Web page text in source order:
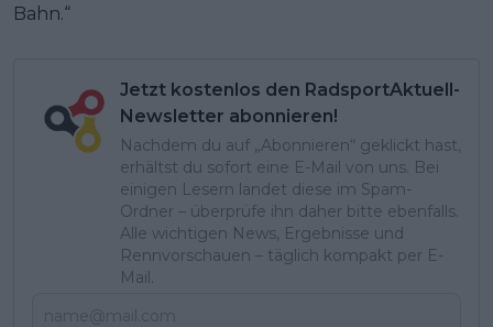
Bahn.“
Jetzt kostenlos den RadsportAktuell-
Newsletter abonnieren!
Nachdem du auf „Abonnieren“ geklickt hast,
erhältst du sofort eine E-Mail von uns. Bei
einigen Lesern landet diese im Spam-
Ordner – überprüfe ihn daher bitte ebenfalls.
Alle wichtigen News, Ergebnisse und
Rennvorschauen – täglich kompakt per E-
Mail.